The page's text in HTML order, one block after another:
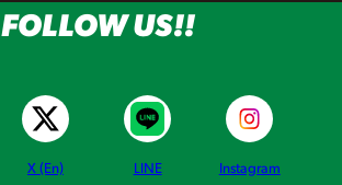
FOLLOW US!!
X (En) LINE Instagram